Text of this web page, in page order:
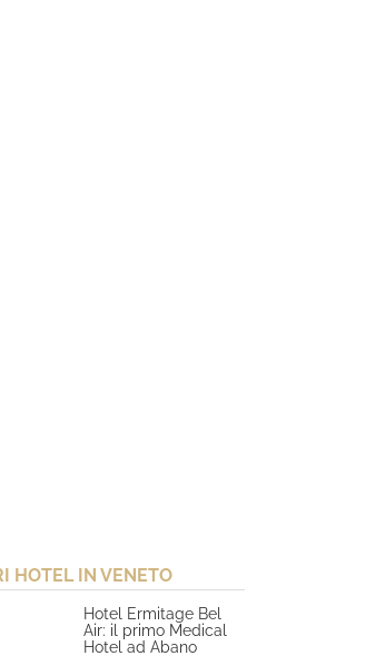
HOTEL IN VENETO
Hotel Ermitage Bel
Air: il primo Medical
Hotel ad Abano